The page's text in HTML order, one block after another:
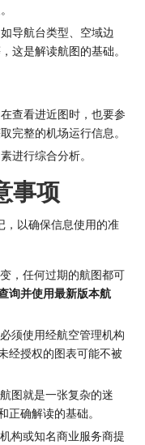
导航台类型、空域边
这是解读航图的基础。
查看进近图时，也要参
完整的机场运行信息。
进行综合分析。
事项
，以确保信息使用的准
，任何过期的航图都可
询并使用最新版本航
须使用经航空管理机构
经授权的图表可能不被
图就是一张复杂的迷
确解读的基础。
构或知名商业服务商提